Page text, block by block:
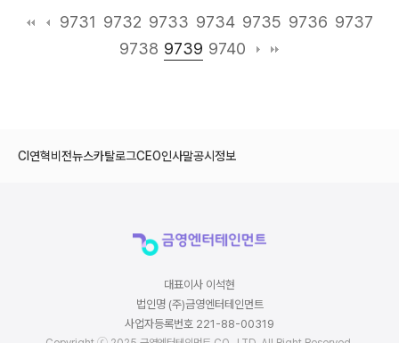
9731 9732 9733 9734 9735 9736 9737
9738 9739 9740
CI 연혁비전뉴스카탈로그CEO인사말공시정보
대표이사 이석현
법인명 (주)금영엔터테인먼트
사업자등록번호 221-88-00319